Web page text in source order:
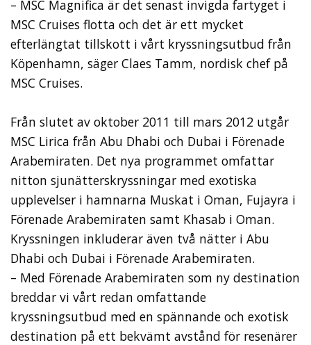
– MSC Magnifica är det senast invigda fartyget i
MSC Cruises flotta och det är ett mycket
efterlängtat tillskott i vårt kryssningsutbud från
Köpenhamn, säger Claes Tamm, nordisk chef på
MSC Cruises.
Från slutet av oktober 2011 till mars 2012 utgår
MSC Lirica från Abu Dhabi och Dubai i Förenade
Arabemiraten. Det nya programmet omfattar
nitton sjunätterskryssningar med exotiska
upplevelser i hamnarna Muskat i Oman, Fujayra i
Förenade Arabemiraten samt Khasab i Oman.
Kryssningen inkluderar även två nätter i Abu
Dhabi och Dubai i Förenade Arabemiraten.
– Med Förenade Arabemiraten som ny destination
breddar vi vårt redan omfattande
kryssningsutbud med en spännande och exotisk
destination på ett bekvämt avstånd för resenärer